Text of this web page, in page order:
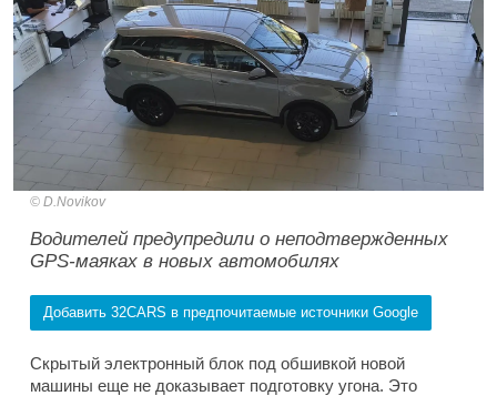
D.Novikov
Водителей предупредили о неподтвержденных
GPS-маяках в новых автомобилях
Добавить 32CARS в предпочитаемые источники Google
Скрытый электронный блок под обшивкой новой
машины еще не доказывает подготовку угона. Это